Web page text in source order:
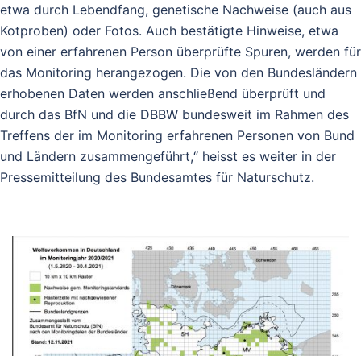
etwa durch Lebendfang, genetische Nachweise (auch aus
Kotproben) oder Fotos. Auch bestätigte Hinweise, etwa
von einer erfahrenen Person überprüfte Spuren, werden für
das Monitoring herangezogen. Die von den Bundesländern
erhobenen Daten werden anschließend überprüft und
durch das BfN und die DBBW bundesweit im Rahmen des
Treffens der im Monitoring erfahrenen Personen von Bund
und Ländern zusammengeführt,“ heisst es weiter in der
Pressemitteilung des Bundesamtes für Naturschutz.